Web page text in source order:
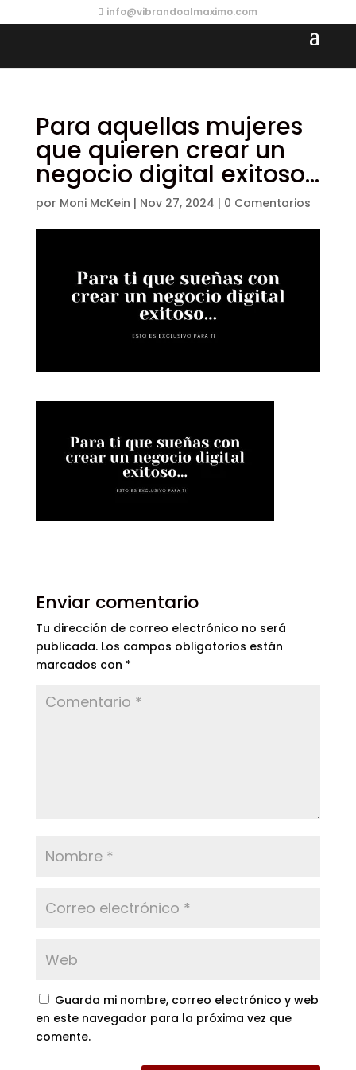
info@vibrandoalmaximo.com
Para aquellas mujeres
que quieren crear un
negocio digital exitoso…
por Moni McKein | Nov 27, 2024 | 0 Comentarios
Enviar comentario
Tu dirección de correo electrónico no será
publicada. Los campos obligatorios están
marcados con *
Guarda mi nombre, correo electrónico y web
en este navegador para la próxima vez que
comente.